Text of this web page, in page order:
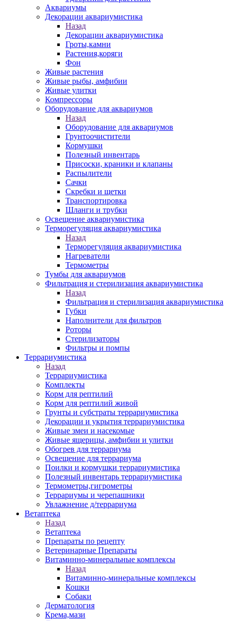
Аквариумы
Декорации аквариумистика
Назад
Декорации аквариумистика
Гроты,камни
Растения,коряги
Фон
Живые растения
Живые рыбы, амфибии
Живые улитки
Компрессоры
Оборудование для аквариумов
Назад
Оборудование для аквариумов
Грунтоочистители
Кормушки
Полезный инвентарь
Присоски, краники и клапаны
Распылители
Сачки
Скребки и щетки
Транспортировка
Шланги и трубки
Освещение аквариумистика
Терморегуляция аквариумистика
Назад
Терморегуляция аквариумистика
Нагреватели
Термометры
Тумбы для аквариумов
Фильтрация и стерилизация аквариумистика
Назад
Фильтрация и стерилизация аквариумистика
Губки
Наполнители для фильтров
Роторы
Стерилизаторы
Фильтры и помпы
Террариумистика
Назад
Террариумистика
Комплекты
Корм для рептилий
Корм для рептилий живой
Грунты и субстраты террариумистика
Декорации и укрытия террариумистика
Живые змеи и насекомые
Живые ящерицы, амфибии и улитки
Обогрев для террариума
Освещение для террариума
Поилки и кормушки террариумистика
Полезный инвентарь террариумистика
Термометры,гигрометры
Террариумы и черепашники
Увлажнение д/террариума
Ветаптека
Назад
Ветаптека
Препараты по рецепту
Ветеринарные Препараты
Витаминно-минеральные комплексы
Назад
Витаминно-минеральные комплексы
Кошки
Собаки
Дерматология
Крема,мази